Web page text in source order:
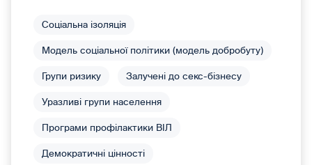
Соціальна ізоляція
Модель соціальної політики (модель добробуту)
Групи ризику Залучені до секс-бізнесу
Уразливі групи населення
Програми профілактики ВІЛ
Демократичні цінності